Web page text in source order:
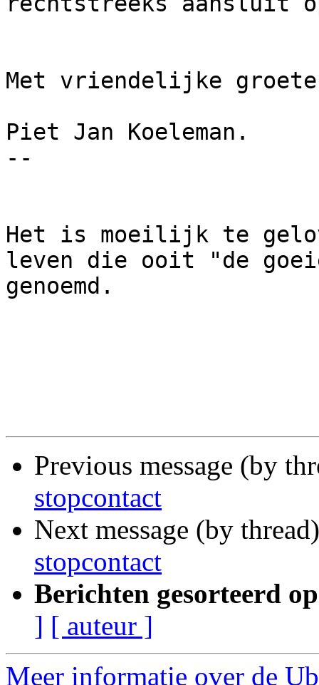
Met vriendelijke
Piet Jan Koeleman.
--
Het is moeilijk te
leven die ooit "de
genoemd.
Previous message (by
stopcontact
Next message (by
stopcontact
Berichten gesorteerd
] [ auteur ]
Meer informatie over de